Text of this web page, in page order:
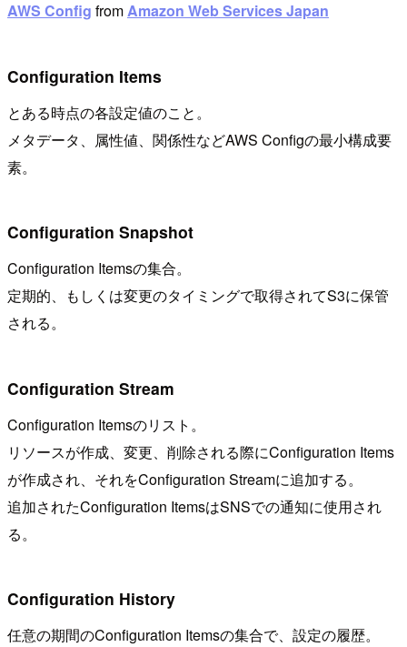
AWS Config fromAmazon Web Services Japan
Configuration Items
とある時点の各設定値のこと。
メタデータ、属性値、関係性などAWS Configの最小構成要
素。
Configuration Snapshot
Configuration Itemsの集合。
定期的、もしくは変更のタイミングで取得されてS3に保管
される。
Configuration Stream
Configuration Itemsのリスト。
リソースが作成、変更、削除される際にConfiguration Items
が作成され、それをConfiguration Streamに追加する。
追加されたConfiguration ItemsはSNSでの通知に使用され
る。
Configuration History
任意の期間のConfiguration Itemsの集合で、設定の履歴。